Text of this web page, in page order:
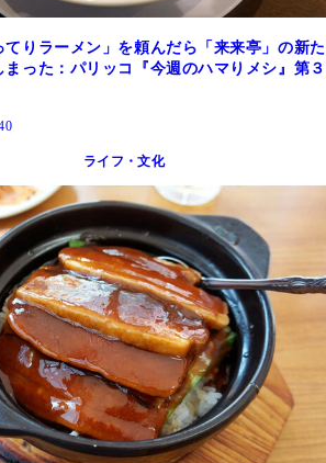
てりラーメン」を頼んだら「来来亭」の新た
った：パリッコ『今週のハマりメシ』第３
ライフ・文化